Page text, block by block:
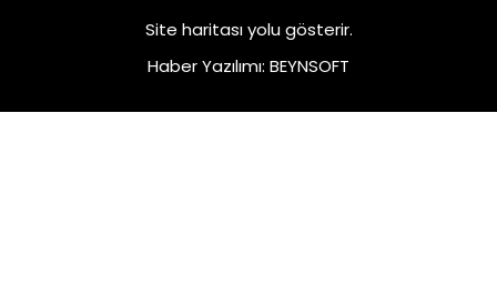
Site haritasıyolu gösterir.
Haber Yazılımı: BEYNSOFT